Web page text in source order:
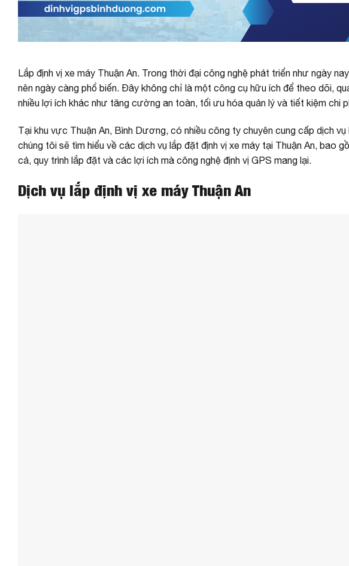
Lắp định vị xe máy Thuận An. Trong thời đại công nghệ phát triển như ngày
nên ngày càng phổ biến. Đây không chỉ là một công cụ hữu ích để theo dõi,
nhiều lợi ích khác như tăng cường an toàn, tối ưu hóa quản lý và tiết kiệm chi
Tại khu vực Thuận An, Bình Dương, có nhiều công ty chuyên cung cấp dịch
chúng tôi sẽ tìm hiểu về các dịch vụ lắp đặt định vị xe máy tại Thuận An, bao
cả, quy trình lắp đặt và các lợi ích mà công nghệ định vị GPS mang lại.
Dịch vụ lắp định vị xe máy Thuận An